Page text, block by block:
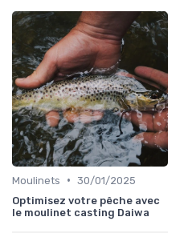
Moulinets • 30/01/2025
Optimisez votre pêche avec
le moulinet casting Daiwa